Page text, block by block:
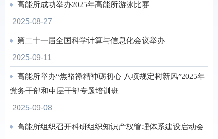
高能所成功举办2025年高能所游泳比赛
2025-08-27
第二十一届全国科学计算与信息化会议举办
2025-09-11
高能所举办“焦裕禄精神砺初心 八项规定树新风”2025年
党务干部和中层干部专题培训班
2025-09-08
高能所组织召开科研组织知识产权管理体系建设启动会